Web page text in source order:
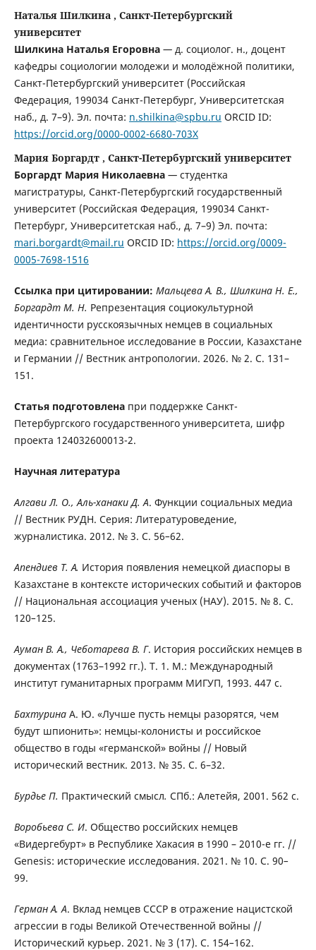
Наталья Шилкина , Санкт-Петербургский
университет
Шилкина Наталья Егоровна —д. социолог. н., доцент
кафедры социологии молодежи и молодёжной политики,
Санкт-Петербургский университет (Российская
Федерация, 199034 Санкт-Петербург, Университетская
наб., д. 7–9). Эл. почта: n.shilkina@spbu.ru ORCID ID:
https://orcid.org/0000-0002-6680-703X
Мария Боргардт , Санкт-Петербургский университет
Боргардт Мария Николаевна —студентка
магистратуры, Санкт-Петербургский государственный
университет (Российская Федерация, 199034 Санкт-
Петербург, Университетская наб., д. 7–9) Эл. почта:
mari.borgardt@mail.ru ORCID ID: https://orcid.org/0009-
0005-7698-1516
Ссылка при цитировании: Мальцева А. В., Шилкина Н. Е.,
Боргардт М. Н. Репрезентация социокультурной
идентичности русскоязычных немцев в социальных
медиа: сравнительное исследование в России, Казахстане
и Германии // Вестник антропологии. 2026. № 2. С. 131–
151.
Статья подготовленапри поддержке Санкт-
Петербургского государственного университета, шифр
проекта 124032600013-2.
Научная литература
Алгави Л. О., Аль-ханаки Д. А. Функции социальных медиа
// Вестник РУДН. Серия: Литературоведение,
журналистика. 2012. № 3. С. 56–62.
Апендиев Т. А. История появления немецкой диаспоры в
Казахстане в контексте исторических событий и факторов
// Национальная ассоциация ученых (НАУ). 2015. № 8. С.
120–125.
Ауман В. А., Чеботарева В. Г. История российских немцев в
документах (1763–1992 гг.). Т. 1. М.: Международный
институт гуманитарных программ МИГУП, 1993. 447 с.
БахтуринаА. Ю. «Лучше пусть немцы разорятся, чем
будут шпионить»: немцы-колонисты и российское
общество в годы «германской» войны // Новый
исторический вестник. 2013. № 35. С. 6–32.
Бурдье П. Практический смысл. СПб.: Алетейя, 2001. 562 с.
Воробьева С. И. Общество российских немцев
«Видергебурт» в Республике Хакасия в 1990 – 2010-е гг. //
Genesis: исторические исследования. 2021. № 10. С. 90–
99.
Герман А. А. Вклад немцев СССР в отражение нацистской
агрессии в годы Великой Отечественной войны //
Исторический курьер. 2021. № 3 (17). С. 154–162.